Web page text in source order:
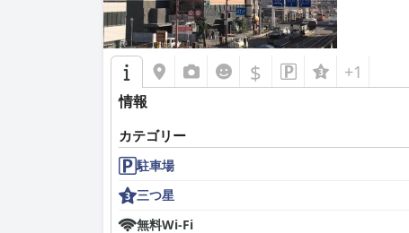
ベッドは賛否両論あり、ほとんどのゲストは快適
に応じて追加の枕を利用できます。
3つ星ホテルとして、コンフォートホテル高知は
価されており、予算重視のビジネスおよびレジャ
$ +1
情報
カテゴリー
駐車場
三つ星
無料Wi-Fi